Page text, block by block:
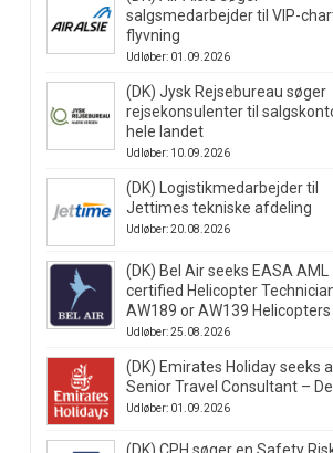
salgsmedarbejder til VIP-
flyvning
Udløber: 01.09.2026
(DK) Jysk Rejsebureau søger
rejsekonsulenter til
hele landet
Udløber: 10.09.2026
(DK) Logistikmedarbejder til
Jettimes tekniske afdeling
Udløber: 20.08.2026
(DK) Bel Air seeks EASA AML
certified Helicopter
AW189 or AW139 Helicopters
Udløber: 25.08.2026
(DK) Emirates Holiday seeks a
Senior Travel Consultant –
Udløber: 01.09.2026